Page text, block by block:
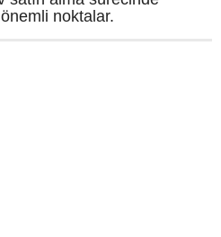
noktalar.